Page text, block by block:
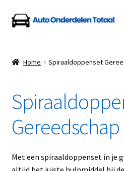
Ga
door
navigatie
Ga
naar
inhoud
Auto Onderdelen Shop
Betalen en Verzenden
Blog
Home Spiraaldoppenset
Gereedschap
Met een spiraaldoppenset in je